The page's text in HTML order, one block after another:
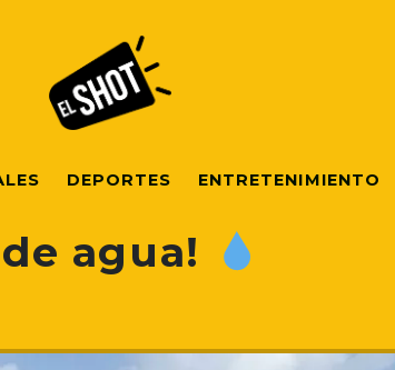
DEPORTES ENTRETENIMIENTO
agua!